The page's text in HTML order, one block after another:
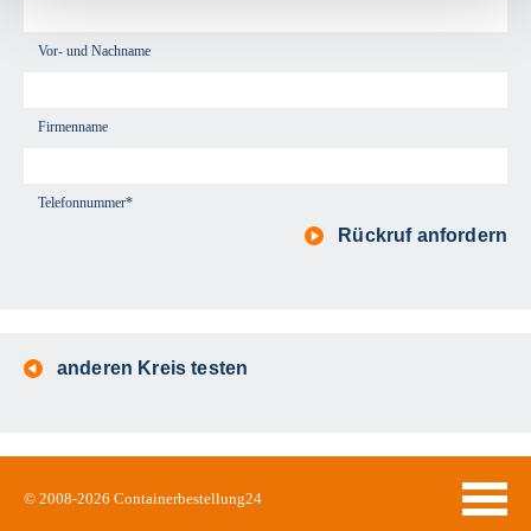
Vor- und Nachname
Firmenname
Telefonnummer*
Rückruf anfordern
anderen Kreis testen
© 2008-2026 Containerbestellung24